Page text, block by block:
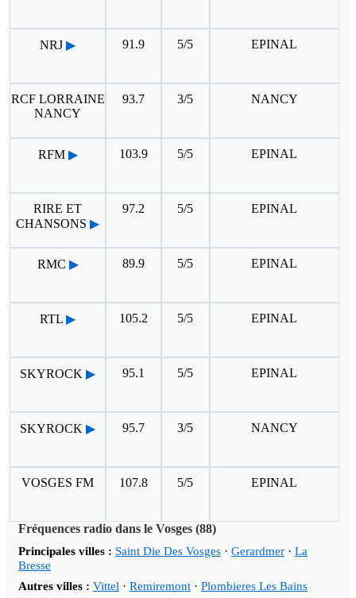
NRJ ▶ 91.9 5/5 EPINAL
RCF LORRAINE
NANCY
93.7 3/5 NANCY
RFM ▶ 103.9 5/5 EPINAL
RIRE ET
CHANSONS ▶
97.2 5/5 EPINAL
RMC ▶ 89.9 5/5 EPINAL
RTL ▶ 105.2 5/5 EPINAL
SKYROCK ▶ 95.1 5/5 EPINAL
SKYROCK ▶ 95.7 3/5 NANCY
VOSGES FM 107.8 5/5 EPINAL
Fréquences radio dans le Vosges (88)
Principales villes : Saint Die Des Vosges · Gerardmer · La
Bresse
Autres villes : Vittel · Remiremont · Plombieres Les Bains